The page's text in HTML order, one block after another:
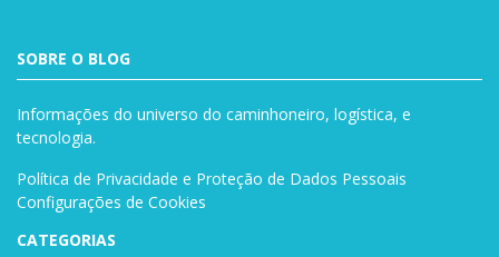
SOBRE O BLOG
Informações do universo do caminhoneiro, logística, e
tecnologia.
Política de Privacidade e Proteção de Dados Pessoais
Configurações de Cookies
CATEGORIAS